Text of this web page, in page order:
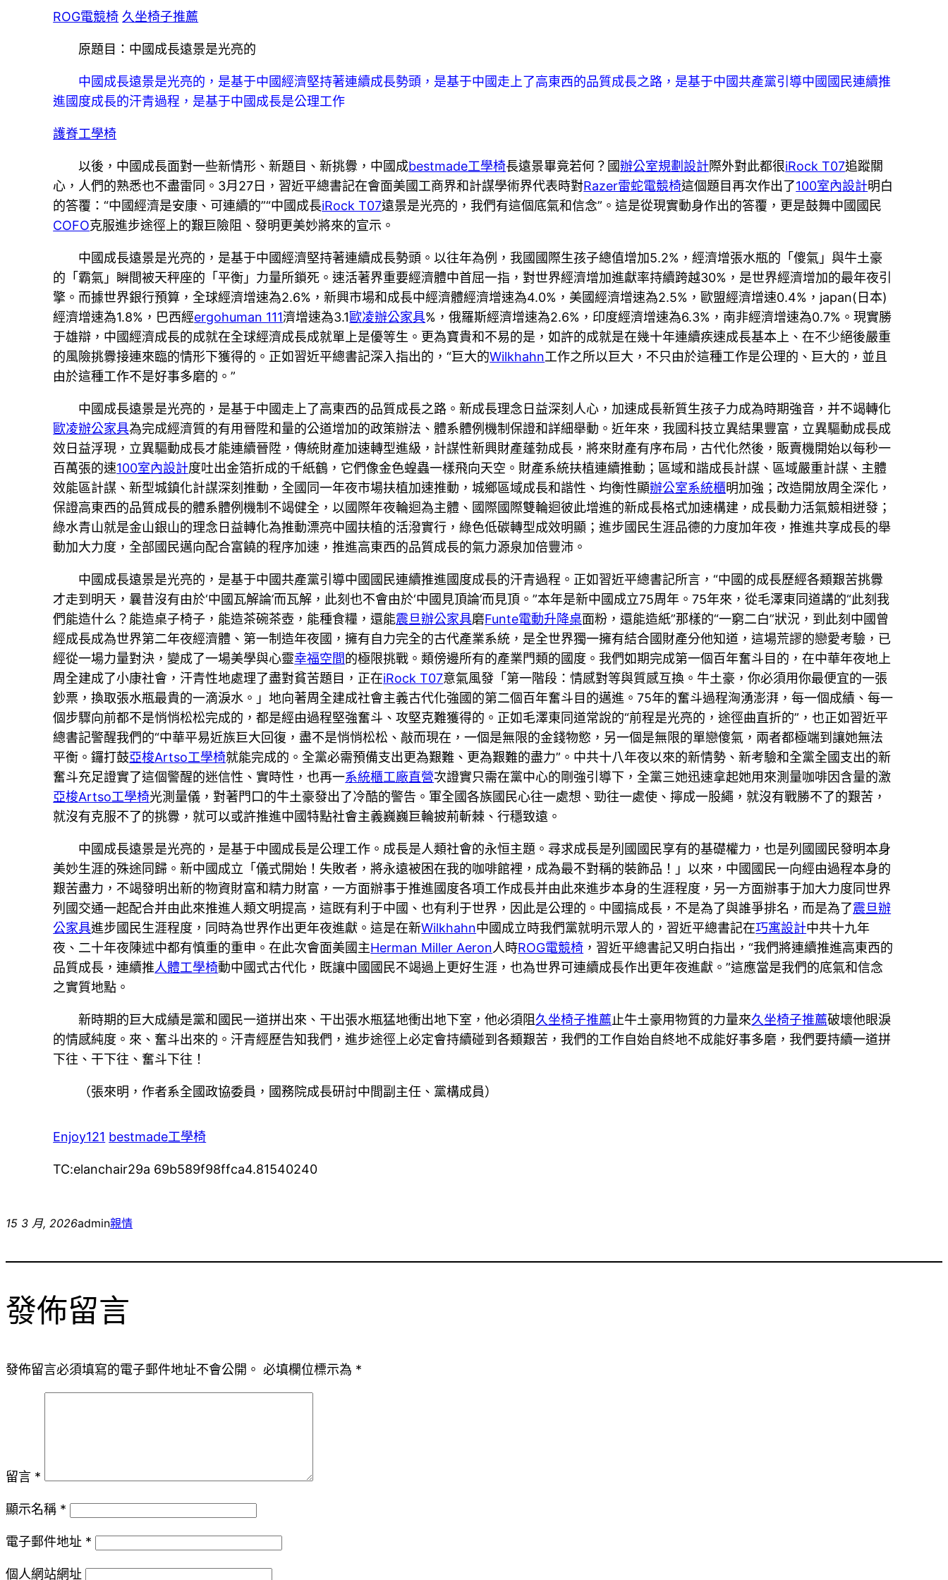
ROG電競椅 久坐椅子推薦
原題目：中國成長遠景是光亮的
中國成長遠景是光亮的，是基于中國經濟堅持著連續成長勢頭，是基于中國走上了高東西的品質成長之路，是基于中國共產黨引導中國國民連續推
進國度成長的汗青過程，是基于中國成長是公理工作
護脊工學椅
以後，中國成長面對一些新情形、新題目、新挑釁，中國成bestmade工學椅長遠景畢竟若何？國辦公室規劃設計際外對此都很iRock T07追蹤關
心，人們的熟悉也不盡雷同。3月27日，習近平總書記在會面美國工商界和計謀學術界代表時對Razer雷蛇電競椅這個題目再次作出了100室內設計明白
的答覆：“中國經濟是安康、可連續的”“中國成長iRock T07遠景是光亮的，我們有這個底氣和信念”。這是從現實動身作出的答覆，更是鼓舞中國國民
COFO克服進步途徑上的艱巨險阻、發明更美妙將來的宣示。
中國成長遠景是光亮的，是基于中國經濟堅持著連續成長勢頭。以往年為例，我國國際生孩子總值增加5.2%，經濟增張水瓶的「傻氣」與牛土豪
的「霸氣」瞬間被天秤座的「平衡」力量所鎖死。速活著界重要經濟體中首屈一指，對世界經濟增加進獻率持續跨越30%，是世界經濟增加的最年夜引
擎。而據世界銀行預算，全球經濟增速為2.6%，新興市場和成長中經濟體經濟增速為4.0%，美國經濟增速為2.5%，歐盟經濟增速0.4%，japan(日本)
經濟增速為1.8%，巴西經ergohuman 111濟增速為3.1歐凌辦公家具%，俄羅斯經濟增速為2.6%，印度經濟增速為6.3%，南非經濟增速為0.7%。現實勝
于雄辯，中國經濟成長的成就在全球經濟成長成就單上是優等生。更為寶貴和不易的是，如許的成就是在幾十年連續疾速成長基本上、在不少絕後嚴重
的風險挑釁接連來臨的情形下獲得的。正如習近平總書記深入指出的，“巨大的Wilkhahn工作之所以巨大，不只由於這種工作是公理的、巨大的，並且
由於這種工作不是好事多磨的。”
中國成長遠景是光亮的，是基于中國走上了高東西的品質成長之路。新成長理念日益深刻人心，加速成長新質生孩子力成為時期強音，并不竭轉化
歐凌辦公家具為完成經濟質的有用晉陞和量的公道增加的政策辦法、體系體例機制保證和詳細舉動。近年來，我國科技立異結果豐富，立異驅動成長成
效日益浮現，立異驅動成長才能連續晉陞，傳統財產加速轉型進級，計謀性新興財產蓬勃成長，將來財產有序布局，古代化然後，販賣機開始以每秒一
百萬張的速100室內設計度吐出金箔折成的千紙鶴，它們像金色蝗蟲一樣飛向天空。財產系統扶植連續推動；區域和諧成長計謀、區域嚴重計謀、主體
效能區計謀、新型城鎮化計謀深刻推動，全國同一年夜市場扶植加速推動，城鄉區域成長和諧性、均衡性顯辦公室系統櫃明加強；改造開放周全深化，
保證高東西的品質成長的體系體例機制不竭健全，以國際年夜輪迴為主體、國際國際雙輪迴彼此增進的新成長格式加速構建，成長動力活氣競相迸發；
綠水青山就是金山銀山的理念日益轉化為推動漂亮中國扶植的活潑實行，綠色低碳轉型成效明顯；進步國民生涯品德的力度加年夜，推進共享成長的舉
動加大力度，全部國民邁向配合富饒的程序加速，推進高東西的品質成長的氣力源泉加倍豐沛。
中國成長遠景是光亮的，是基于中國共產黨引導中國國民連續推進國度成長的汗青過程。正如習近平總書記所言，“中國的成長歷經各類艱苦挑釁
才走到明天，曩昔沒有由於‘中國瓦解論’而瓦解，此刻也不會由於‘中國見頂論’而見頂。”本年是新中國成立75周年。75年來，從毛澤東同道講的“此刻我
們能造什么？能造桌子椅子，能造茶碗茶壺，能種食糧，還能震旦辦公家具磨Funte電動升降桌面粉，還能造紙”那樣的“一窮二白”狀況，到此刻中國曾
經成長成為世界第二年夜經濟體、第一制造年夜國，擁有自力完全的古代產業系統，是全世界獨一擁有結合國財產分他知道，這場荒謬的戀愛考驗，已
經從一場力量對決，變成了一場美學與心靈幸福空間的極限挑戰。類傍邊所有的產業門類的國度。我們如期完成第一個百年奮斗目的，在中華年夜地上
周全建成了小康社會，汗青性地處理了盡對貧苦題目，正在iRock T07意氣風發「第一階段：情感對等與質感互換。牛土豪，你必須用你最便宜的一張
鈔票，換取張水瓶最貴的一滴淚水。」地向著周全建成社會主義古代化強國的第二個百年奮斗目的邁進。75年的奮斗過程洶湧澎湃，每一個成績、每一
個步驟向前都不是悄悄松松完成的，都是經由過程堅強奮斗、攻堅克難獲得的。正如毛澤東同道常說的“前程是光亮的，途徑曲直折的”，也正如習近平
總書記警醒我們的“中華平易近族巨大回復，盡不是悄悄松松、敲而現在，一個是無限的金錢物慾，另一個是無限的單戀傻氣，兩者都極端到讓她無法
平衡。鑼打鼓亞梭Artso工學椅就能完成的。全黨必需預備支出更為艱難、更為艱難的盡力”。中共十八年夜以來的新情勢、新考驗和全黨全國支出的新
奮斗充足證實了這個警醒的迷信性、實時性，也再一系統櫃工廠直營次證實只需在黨中心的剛強引導下，全黨三她迅速拿起她用來測量咖啡因含量的激
亞梭Artso工學椅光測量儀，對著門口的牛土豪發出了冷酷的警告。軍全國各族國民心往一處想、勁往一處使、擰成一股繩，就沒有戰勝不了的艱苦，
就沒有克服不了的挑釁，就可以或許推進中國特點社會主義巍巍巨輪披荊斬棘、行穩致遠。
中國成長遠景是光亮的，是基于中國成長是公理工作。成長是人類社會的永恒主題。尋求成長是列國國民享有的基礎權力，也是列國國民發明本身
美妙生涯的殊途同歸。新中國成立「儀式開始！失敗者，將永遠被困在我的咖啡館裡，成為最不對稱的裝飾品！」以來，中國國民一向經由過程本身的
艱苦盡力，不竭發明出新的物資財富和精力財富，一方面辦事于推進國度各項工作成長并由此來進步本身的生涯程度，另一方面辦事于加大力度同世界
列國交通一起配合并由此來推進人類文明提高，這既有利于中國、也有利于世界，因此是公理的。中國搞成長，不是為了與誰爭排名，而是為了震旦辦
公家具進步國民生涯程度，同時為世界作出更年夜進獻。這是在新Wilkhahn中國成立時我們黨就明示眾人的，習近平總書記在巧寓設計中共十九年
夜、二十年夜陳述中都有慎重的重申。在此次會面美國主Herman Miller Aeron人時ROG電競椅 ，習近平總書記又明白指出，“我們將連續推進高東西的
品質成長，連續推人體工學椅動中國式古代化，既讓中國國民不竭過上更好生涯，也為世界可連續成長作出更年夜進獻。”這應當是我們的底氣和信念
之實質地點。
新時期的巨大成績是黨和國民一道拼出來、干出張水瓶猛地衝出地下室，他必須阻久坐椅子推薦止牛土豪用物質的力量來久坐椅子推薦破壞他眼淚
的情感純度。來、奮斗出來的。汗青經歷告知我們，進步途徑上必定會持續碰到各類艱苦，我們的工作自始自終地不成能好事多磨，我們要持續一道拼
下往、干下往、奮斗下往！
（張來明，作者系全國政協委員，國務院成長研討中間副主任、黨構成員）
Enjoy121 bestmade工學椅
TC:elanchair29a 69b589f98ffca4.81540240
15 3 月, 2026admin親情
發佈留言
發佈留言必須填寫的電子郵件地址不會公開。 必填欄位標示為 *
留言 *
顯示名稱 *
電子郵件地址 *
個人網站網址